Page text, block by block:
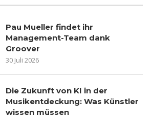
Pau Mueller findet ihr
Management-Team dank
Groover
30 Juli 2026
Die Zukunft von KI in der
Musikentdeckung: Was Künstler
wissen müssen